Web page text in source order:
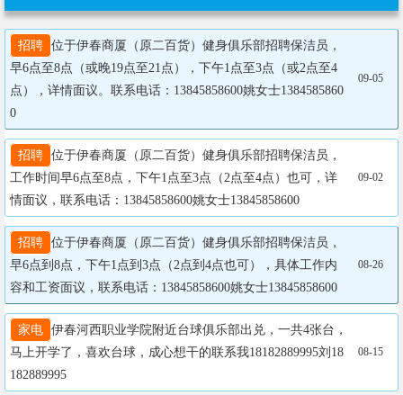
招聘 位于伊春商厦（原二百货）健身俱乐部招聘保洁员，
早6点至8点（或晚19点至21点），下午1点至3点（或2点至4
点），详情面议。联系电话：13845858600姚女士1384585860
0
09-05
招聘 位于伊春商厦（原二百货）健身俱乐部招聘保洁员，
工作时间早6点至8点，下午1点至3点（2点至4点）也可，详
情面议，联系电话：13845858600姚女士13845858600
09-02
招聘 位于伊春商厦（原二百货）健身俱乐部招聘保洁员，
早6点到8点，下午1点到3点（2点到4点也可），具体工作内
容和工资面议，联系电话：13845858600姚女士13845858600
08-26
家电 伊春河西职业学院附近台球俱乐部出兑，一共4张台，
马上开学了，喜欢台球，成心想干的联系我18182889995刘18
182889995
08-15